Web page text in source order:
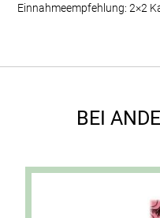
Einnahmeempfehlung: 2×2
BEI